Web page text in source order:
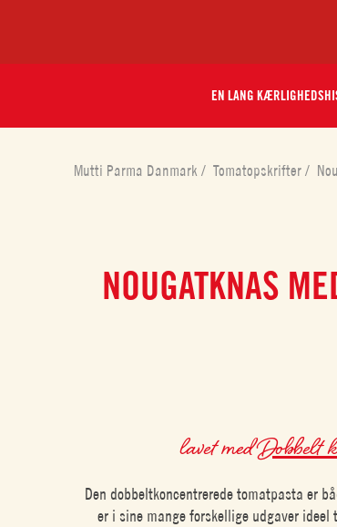
EN LANG
Mutti Parma Danmark/ Tomatopskrifter/
NOUGATKNAS
lavet medDobbelt
Den dobbeltkoncentrerede tomatpasta er
er i sine mange forskellige udgaver